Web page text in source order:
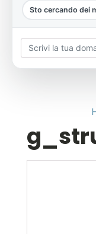
Sto cercando dei